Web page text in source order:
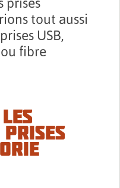
tout aussi
USB,
fibre